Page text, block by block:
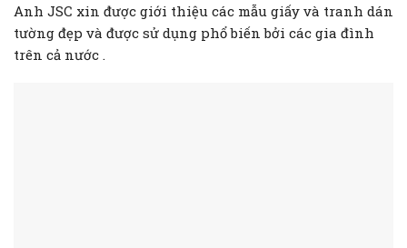
Anh JSC xin được giới thiệu các mẫu giấy và tranh dán
tường đẹp và được sử dụng phổ biến bởi các gia đình
trên cả nước .